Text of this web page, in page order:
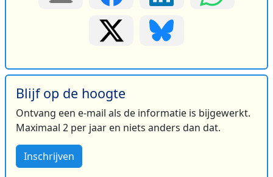
Blijf op de hoogte
Ontvang een e-mail als de informatie is bijgewerkt.
Maximaal 2 per jaar en niets anders dan dat.
Inschrijven